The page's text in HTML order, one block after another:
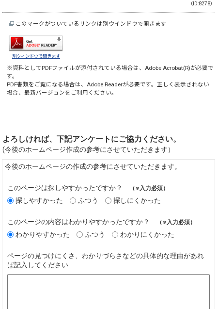
（ID:8278）
このマークがついているリンクは別ウインドウで開きます
別ウィンドウで開きます
※資料としてPDFファイルが添付されている場合は、 Adobe Acrobat(R)が必要で
す。
PDF書類をご覧になる場合は、 Adobe Readerが必要です。正しく表示されない
場合、最新バージョンをご利用ください。